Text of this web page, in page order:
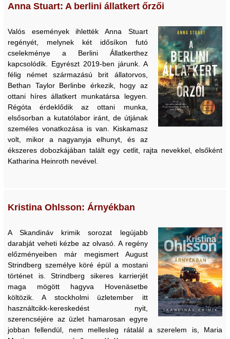
Anna Stuart: A berlini állatkert őrzői
Valós események ihlették Anna Stuart
regényét, melynek két idősíkon futó
cselekménye a Berlini Állatkerthez
kapcsolódik. Egyrészt 2019-ben járunk. A
félig német származású brit állatorvos,
Bethan Taylor Berlinbe érkezik, hogy az
ottani híres állatkert munkatársa legyen.
Régóta érdeklődik az ottani munka,
elsősorban a kutatólabor iránt, de útjának
személes vonatkozása is van. Kiskamasz
volt, mikor a nagyanyja elhunyt, és az
ékszeres dobozkájában talált egy cetlit, rajta nevekkel, elsőként
Katharina Heinroth nevével.
Kristina Ohlsson: Árnyékban
A Skandináv krimik sorozat legújabb
darabját veheti kézbe az olvasó. A regény
előzményeiben már megismert August
Strindberg személye köré épül a mostani
történet is. Strindberg sikeres karrierjét
maga mögött hagyva Hovenäsetbe
költözik. A stockholmi üzletember itt
használtcikk-kereskedést nyit,
szerencséjére az üzlet hamarosan egyre
jobban fellendül, nem mellesleg rátalál a szerelem is, Maria